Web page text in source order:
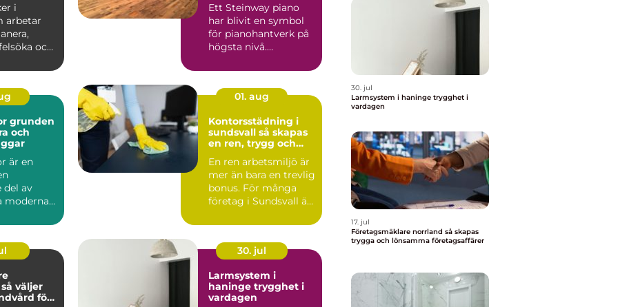
i
arbetar
och
Ett Steinway piano
har blivit en symbol
för pianohantverk på
högsta nivå.
används på ko...
och
är en
del av
moderna
01. aug
Kontorsstädning i
sundsvall så skapas
en ren, trygg och
En ren arbetsmiljö är
mer än bara en trevlig
bonus. För många
företag i Sundsvall är
för
30. jul
Larmsystem i
haninge trygghet i
vardagen
30. jul
Larmsystem i haninge trygghet i
vardagen
17. jul
Företagsmäklare norrland så skapas
trygga och lönsamma företagsaffärer